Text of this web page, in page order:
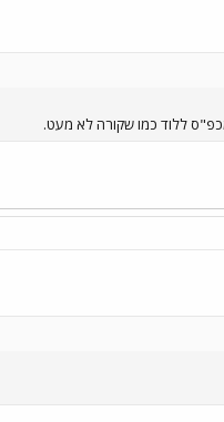
ללוד כמו שקורה לא מעט.